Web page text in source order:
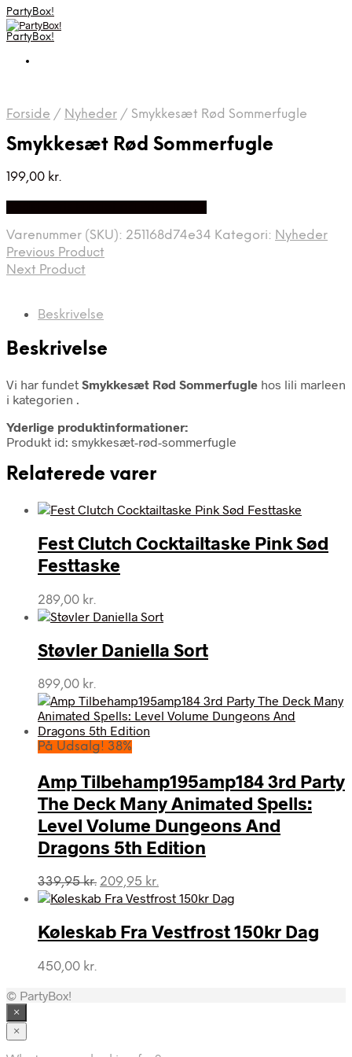
PartyBox!
PartyBox!
Forside / Nyheder / Smykkesæt Rød Sommerfugle
Smykkesæt Rød Sommerfugle
199,00 kr.
Varenummer (SKU): 251168d74e34 Kategori: Nyheder
Previous Product
Next Product
Beskrivelse
Beskrivelse
Vi har fundet Smykkesæt Rød Sommerfugle hos lili marleen
i kategorien .
Yderlige produktinformationer:
Produkt id: smykkesæt-rød-sommerfugle
Relaterede varer
Fest Clutch Cocktailtaske Pink Sød
Festtaske
289,00 kr.
Støvler Daniella Sort
899,00 kr.
På Udsalg! 38%
Amp Tilbehamp195amp184 3rd Party
The Deck Many Animated Spells:
Level Volume Dungeons And
Dragons 5th Edition
339,95kr. Den
oprindelige
var:
339,95 kr..
209,95 kr.
aktuelle
er:
209,95 kr..
Køleskab Fra Vestfrost 150kr Dag
450,00 kr.
© PartyBox!
×
×